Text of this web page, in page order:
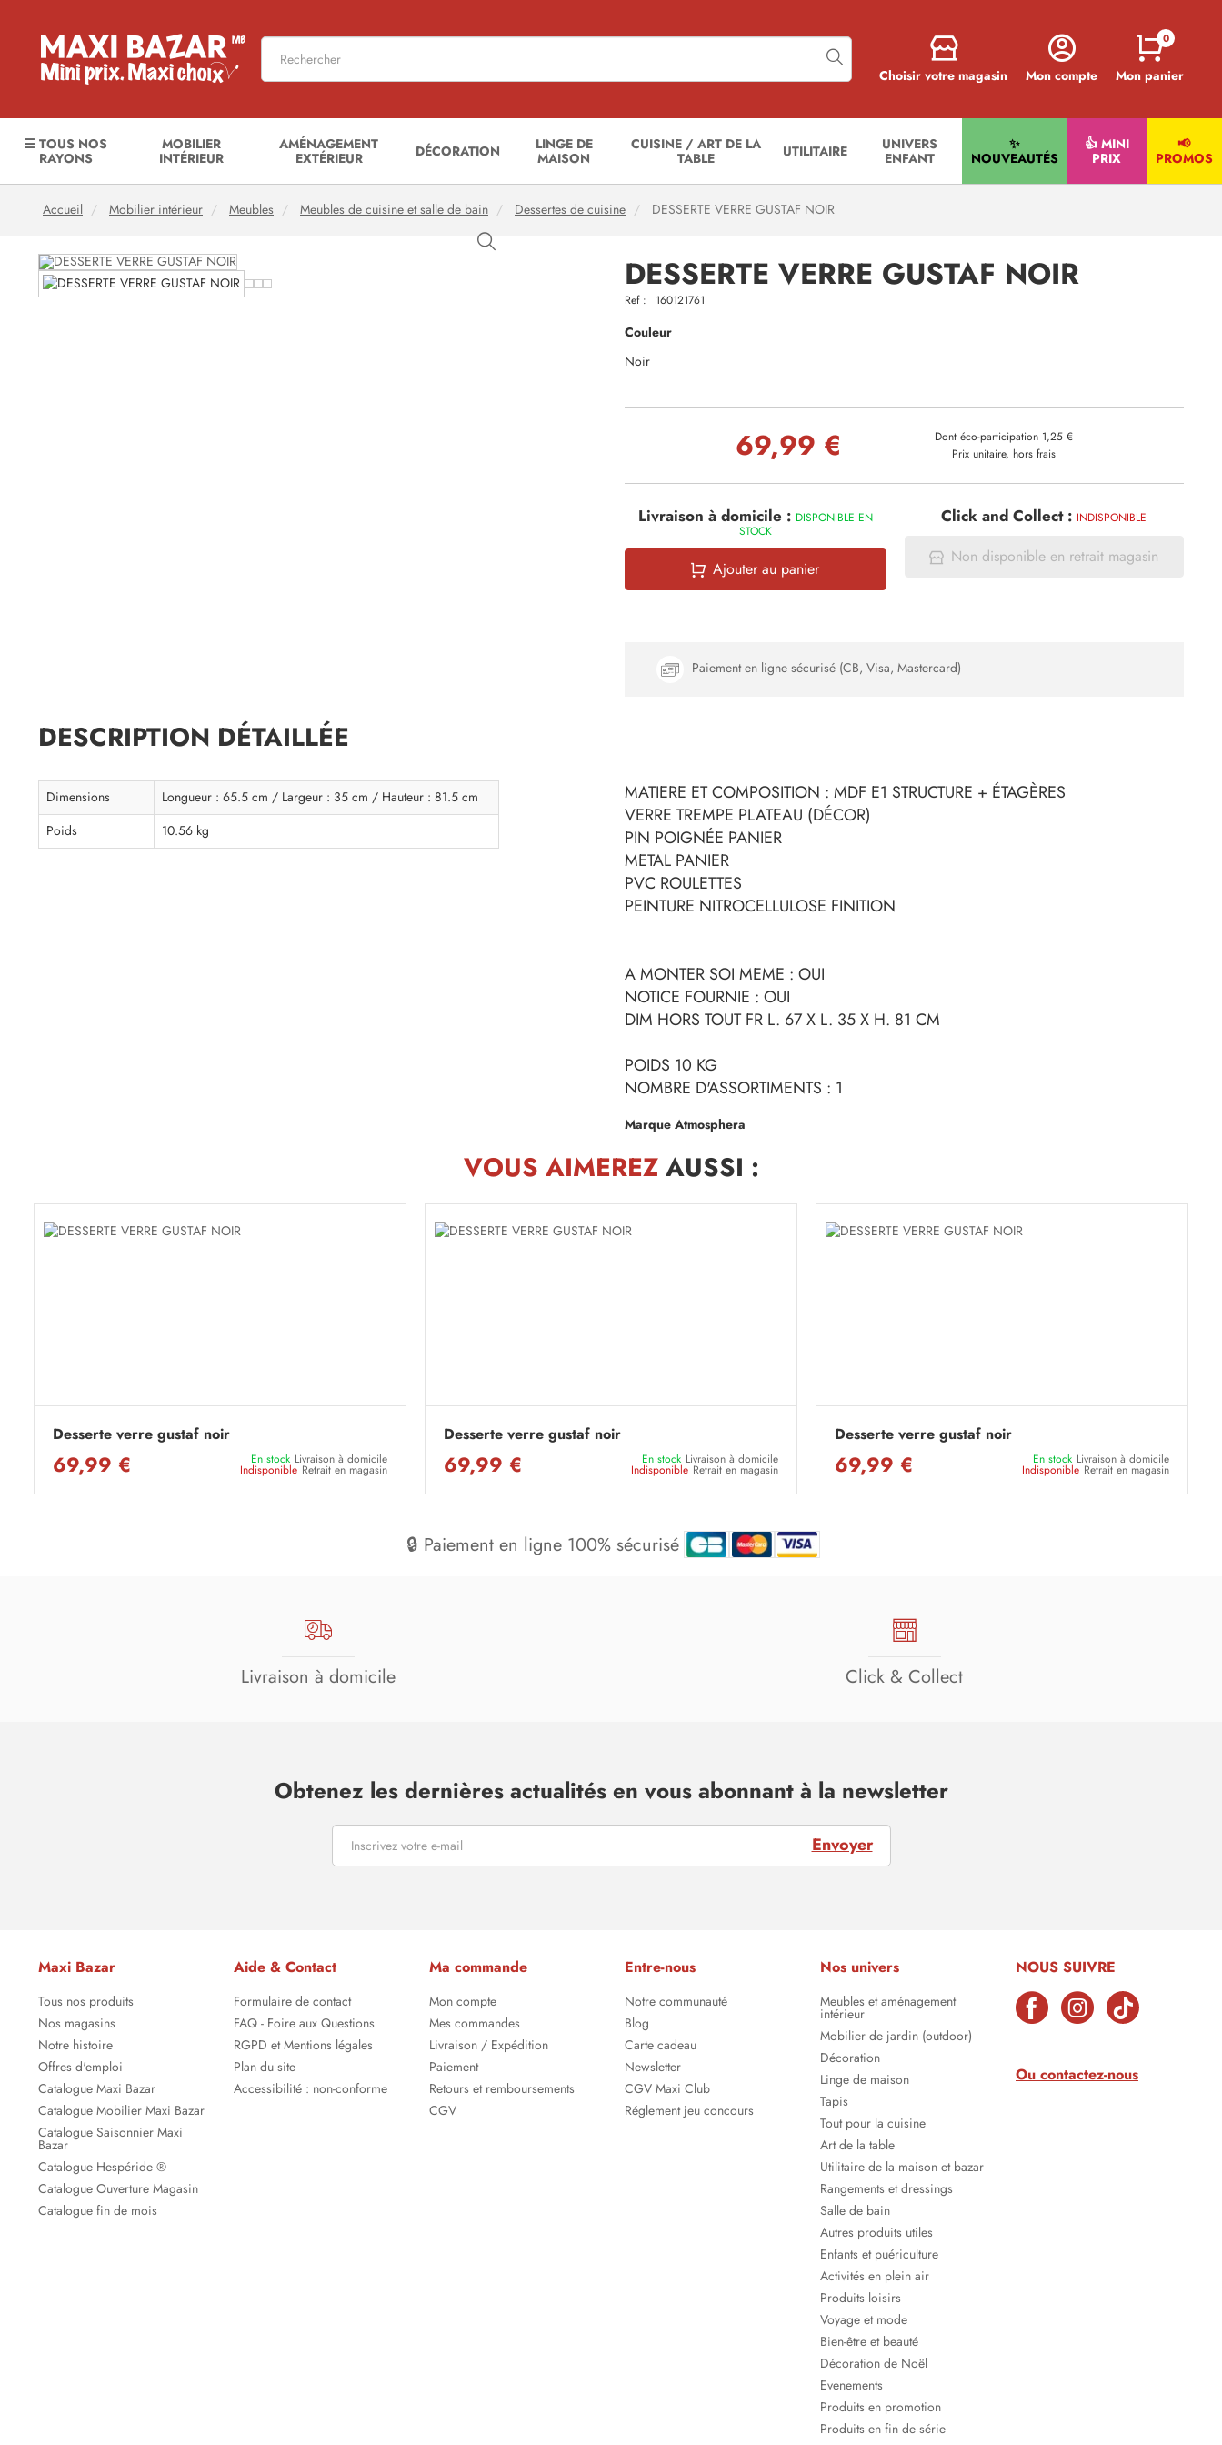
Choisir votre magasin Mon compte Mon panier
0
☰ TOUS NOS
RAYONS
MOBILIER
INTÉRIEUR
AMÉNAGEMENT
EXTÉRIEUR
DÉCORATION
LINGE DE
MAISON
CUISINE / ART DE LA
TABLE
UTILITAIRE
UNIVERS
ENFANT
✨
NOUVEAUTÉS
👍 MINI
PRIX
📢
PROMOS
Accueil Mobilier intérieur Meubles Meubles de cuisine et salle de bain Dessertes de cuisine DESSERTE VERRE GUSTAF NOIR
DESSERTE VERRE GUSTAF NOIR
Ref : 160121761
Couleur
Noir
69,99 €
Dont éco-participation 1,25 €
Prix unitaire, hors frais
Livraison à domicile : DISPONIBLE EN
STOCK
Ajouter au panier
Click and Collect : INDISPONIBLE
Non disponible en retrait magasin
Paiement en ligne sécurisé (CB, Visa, Mastercard)
DESCRIPTION DÉTAILLÉE
Dimensions
Longueur : 65.5 cm / Largeur : 35 cm / Hauteur : 81.5 cm
Poids
10.56 kg
MATIERE ET COMPOSITION : MDF E1 STRUCTURE + ÉTAGÈRES
VERRE TREMPE PLATEAU (DÉCOR)
PIN POIGNÉE PANIER
METAL PANIER
PVC ROULETTES
PEINTURE NITROCELLULOSE FINITION
A MONTER SOI MEME : OUI
NOTICE FOURNIE : OUI
DIM HORS TOUT FR L. 67 X L. 35 X H. 81 CM
POIDS 10 KG
NOMBRE D'ASSORTIMENTS : 1
Marque Atmosphera
VOUS AIMEREZAUSSI :
Desserte verre gustaf noir
69,99 € En stock Livraison à domicile
Indisponible Retrait en magasin
Desserte verre gustaf noir
69,99 € En stock Livraison à domicile
Indisponible Retrait en magasin
Desserte verre gustaf noir
69,99 € En stock Livraison à domicile
Indisponible Retrait en magasin
🔒 Paiement en ligne 100% sécurisé
Livraison à domicile Click & Collect
Obtenez les dernières actualités en vous abonnant à la newsletter
Envoyer
Maxi Bazar
Tous nos produits
Nos magasins
Notre histoire
Offres d'emploi
Catalogue Maxi Bazar
Catalogue Mobilier Maxi Bazar
Catalogue Saisonnier Maxi
Bazar
Catalogue Hespéride ®
Catalogue Ouverture Magasin
Catalogue fin de mois
Aide & Contact
Formulaire de contact
FAQ - Foire aux Questions
RGPD et Mentions légales
Plan du site
Accessibilité : non-conforme
Ma commande
Mon compte
Mes commandes
Livraison / Expédition
Paiement
Retours et remboursements
CGV
Entre-nous
Notre communauté
Blog
Carte cadeau
Newsletter
CGV Maxi Club
Réglement jeu concours
Nos univers
Meubles et aménagement
intérieur
Mobilier de jardin (outdoor)
Décoration
Linge de maison
Tapis
Tout pour la cuisine
Art de la table
Utilitaire de la maison et bazar
Rangements et dressings
Salle de bain
Autres produits utiles
Enfants et puériculture
Activités en plein air
Produits loisirs
Voyage et mode
Bien-être et beauté
Décoration de Noël
Evenements
Produits en promotion
Produits en fin de série
NOUS SUIVRE
Ou contactez-nous